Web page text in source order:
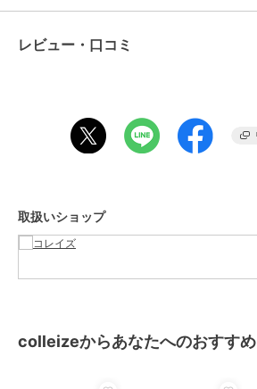
レビュー・口コミ
取扱いショップ
colleizeからあなたへのおすすめ